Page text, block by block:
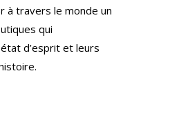
à travers le monde un
qui
d’esprit et leurs